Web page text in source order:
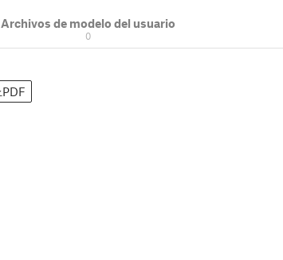
Archivos de modelo del usuario
0
PDF